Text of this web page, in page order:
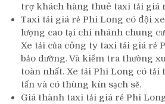
trợ khách hàng thuê taxi tải giá
Taxi tải giá rẻ Phi Long có đội
lượng cao tại chi nhánh chung
Xe tải của công ty taxi tải giá rẻ
bảo dưỡng. Và kiểm tra thường
toàn nhất. Xe tải Phi Long có tải
tấn và có thùng kín sạch sẽ.
Giá thành taxi tải giá rẻ Phi